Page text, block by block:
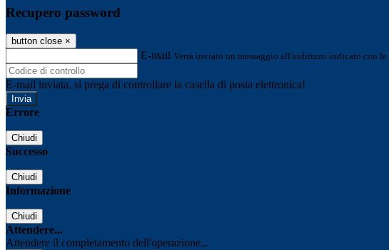
Recupero password
button close ×
E-mail Verrà inviato un messaggio all'indirizzo indicato con le
E-mail inviata, si prega di controllare la casella di posta elettronica!
Errore
Chiudi
Successo
Chiudi
Informazione
Chiudi
Attendere...
Attendere il completamento dell'operazione...